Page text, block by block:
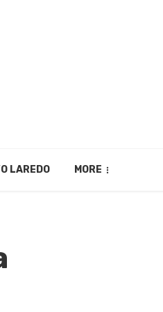
LAREDO MORE